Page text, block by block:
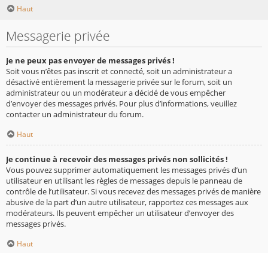
Haut
Messagerie privée
Je ne peux pas envoyer de messages privés !
Soit vous n’êtes pas inscrit et connecté, soit un administrateur a
désactivé entièrement la messagerie privée sur le forum, soit un
administrateur ou un modérateur a décidé de vous empêcher
d’envoyer des messages privés. Pour plus d’informations, veuillez
contacter un administrateur du forum.
Haut
Je continue à recevoir des messages privés non sollicités !
Vous pouvez supprimer automatiquement les messages privés d’un
utilisateur en utilisant les règles de messages depuis le panneau de
contrôle de l’utilisateur. Si vous recevez des messages privés de manière
abusive de la part d’un autre utilisateur, rapportez ces messages aux
modérateurs. Ils peuvent empêcher un utilisateur d’envoyer des
messages privés.
Haut